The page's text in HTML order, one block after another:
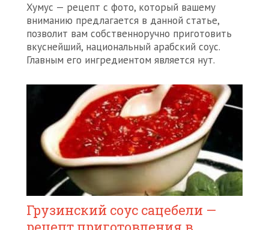
Хумус — рецепт с фото, который вашему
вниманию предлагается в данной статье,
позволит вам собственноручно приготовить
вкуснейший, национальный арабский соус.
Главным его ингредиентом является нут.
Грузинский соус сацебели —